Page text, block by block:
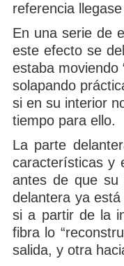
referencia
En una serie de
este efecto se
estaba moviendo
solapando
si en su interior
tiempo para ello.
La parte
características y
antes de que su
delantera ya
si a partir de la
fibra lo
salida, y otra